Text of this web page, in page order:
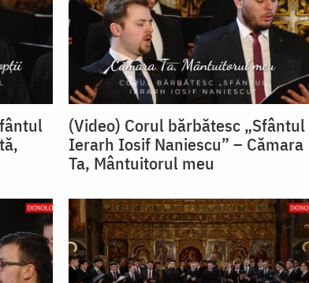
(Video) Corul bărbătesc „Sfântul
Ierarh Iosif Naniescu” – Cămara
Ta, Mântuitorul meu